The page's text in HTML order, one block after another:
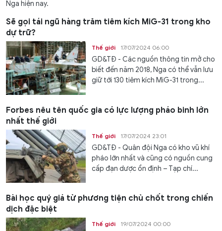
Nga hiện nay.
Sẽ gọi tái ngũ hàng trăm tiêm kích MiG-31 trong kho
dự trữ?
Thế giới 17/07/2024 06:00
GD&TĐ - Các nguồn thông tin mở cho
biết đến năm 2018, Nga có thể vẫn lưu
giữ tới 130 tiêm kích MiG-31 trong...
Forbes nêu tên quốc gia có lực lượng pháo binh lớn
nhất thế giới
Thế giới 17/07/2024 23:01
GD&TĐ - Quân đội Nga có kho vũ khí
pháo lớn nhất và cũng có nguồn cung
cấp đạn dược ổn định – Tạp chí...
Bài học quý giá từ phương tiện chủ chốt trong chiến
dịch đặc biệt
Thế giới 19/07/2024 00:00